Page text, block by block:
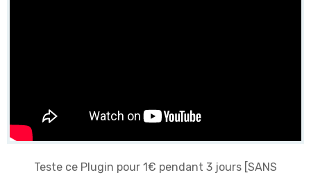
Teste ce Plugin pour 1€ pendant 3 jours [SANS